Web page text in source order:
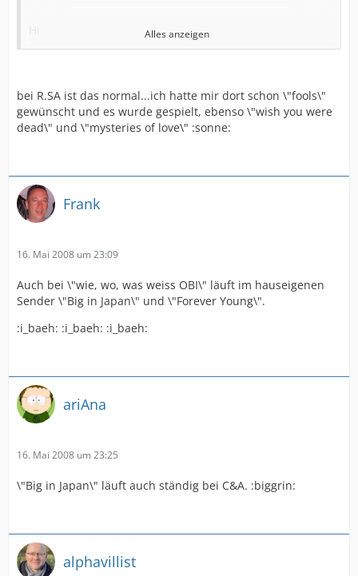
Mit etwas Glück läuft in der \"Jukebox\" (jeden Tag von
18- 20.00 Uhr) \"Golden Feeling\"
Ciao Frank
...........und so macht Radio hören Spass !
Alles anzeigen
bei R.SA ist das normal...ich hatte mir dort schon \"fools\"
gewünscht und es wurde gespielt, ebenso \"wish you were
dead\" und \"mysteries of love\" :sonne:
Frank
16. Mai 2008 um 23:09
Auch bei \"wie, wo, was weiss OBI\" läuft im hauseigenen
Sender \"Big in Japan\" und \"Forever Young\".
:i_baeh: :i_baeh: :i_baeh:
ariAna
16. Mai 2008 um 23:25
\"Big in Japan\" läuft auch ständig bei C&A. :biggrin:
alphavillist